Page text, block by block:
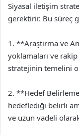
Siyasal iletişim
gerektirir. Bu süreç
1. **Araştırma ve
yoklamaları ve rakip
stratejinin temelini
2. **Hedef
hedeflediği belirli
ve uzun vadeli